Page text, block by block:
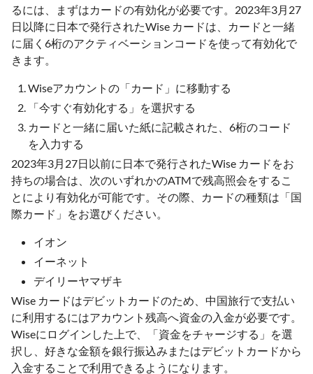
るには、まずはカードの有効化が必要です。2023年3月27
日以降に日本で発行されたWise カードは、カードと一緒
に届く6桁のアクティベーションコードを使って有効化で
きます。
Wiseアカウントの「カード」に移動する
「今すぐ有効化する」を選択する
カードと一緒に届いた紙に記載された、6桁のコード
を入力する
2023年3月27日以前に日本で発行されたWise カードをお
持ちの場合は、次のいずれかのATMで残高照会をするこ
とにより有効化が可能です。その際、カードの種類は「国
際カード」をお選びください。
イオン
イーネット
デイリーヤマザキ
Wise カードはデビットカードのため、中国旅行で支払い
に利用するにはアカウント残高へ資金の入金が必要です。
Wiseにログインした上で、「資金をチャージする」を選
択し、好きな金額を銀行振込みまたはデビットカードから
入金することで利用できるようになります。